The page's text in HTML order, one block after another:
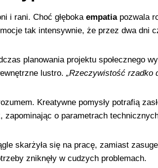
i rani. Choć głęboka empatiapozwala
tak intensywnie, że przez dwa dni
planowania projektu społecznego
lustro. „Rzeczywistość rzadko
Kreatywne pomysły potrafią
zapominając o parametrach
skarżyła się na pracę, zamiast
zniknęły w cudzych problemach.